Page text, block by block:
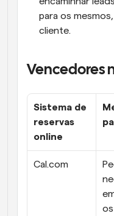
para os
cliente.
Vencedores
Sistema de
reservas
online
Cal.com